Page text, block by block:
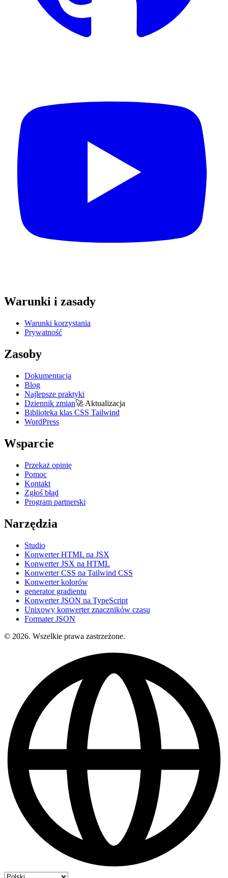
Warunki i zasady
Warunki korzystania
Prywatność
Zasoby
Dokumentacja
Blog
Najlepsze praktyki
Dziennik zmian🚀 Aktualizacja
Biblioteka klas CSS Tailwind
WordPress
Wsparcie
Przekaż opinię
Pomoc
Kontakt
Zgłoś błąd
Program partnerski
Narzędzia
Studio
Konwerter HTML na JSX
Konwerter JSX na HTML
Konwerter CSS na Tailwind CSS
Konwerter kolorów
generator gradientu
Konwerter JSON na TypeScript
Unixowy konwerter znaczników czasu
Formater JSON
© 2026. Wszelkie prawa zastrzeżone.